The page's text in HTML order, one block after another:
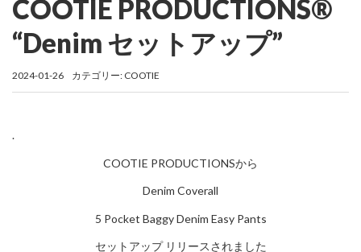
COOTIE PRODUCTIONS®
“Denim セットアップ”
2024-01-26 カテゴリー: COOTIE
.
COOTIE PRODUCTIONSから
Denim Coverall
5 Pocket Baggy Denim Easy Pants
セットアップ リリースされました